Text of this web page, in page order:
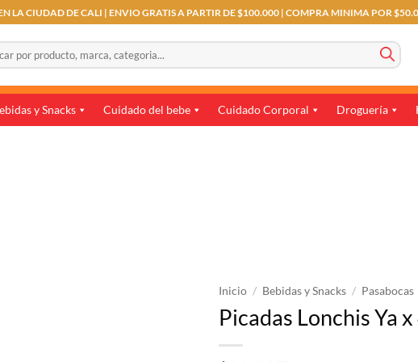
LA CIUDAD DE CALI | ENVIO GRATIS A PARTIR DE $100.000 | COMPRA MINIMA POR
y Snacks Cuidado del bebe Cuidado Corporal Droguería
Inicio / Bebidas y Snacks / Pasabocas
Picadas Lonchis Ya